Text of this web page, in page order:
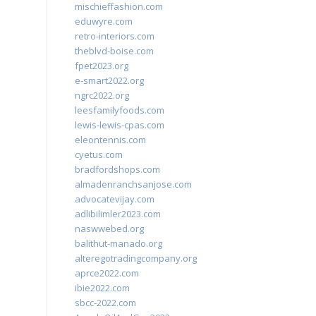
mischieffashion.com
eduwyre.com
retro-interiors.com
theblvd-boise.com
fpet2023.org
e-smart2022.org
ngrc2022.org
leesfamilyfoods.com
lewis-lewis-cpas.com
eleontennis.com
cyetus.com
bradfordshops.com
almadenranchsanjose.com
advocatevijay.com
adlibilimler2023.com
naswwebed.org
balithut-manado.org
alteregotradingcompany.org
aprce2022.com
ibie2022.com
sbcc-2022.com